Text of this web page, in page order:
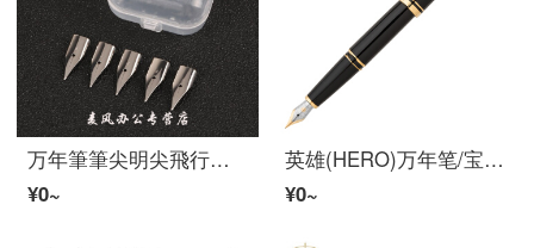
万年筆筆尖明尖飛行機尖学生練字通用359金豪特細EF銀色ペン先(5個入り)混ぜ合わせ太細EF先3個+F先2個
¥0~
英雄(HERO)万年笔/宝珠笔男女/イリジウム金万年笔都市ファッション铜杆签名笔981-2ブラック万年笔
¥0~